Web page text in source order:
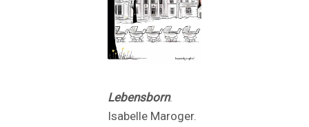
Lebensborn.
Isabelle Maroger.